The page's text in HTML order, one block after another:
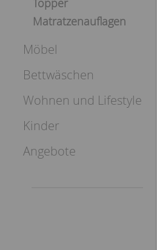
Topper
Matratzenauflagen
Möbel
Bettwäschen
Wohnen und Lifestyle
Kinder
Angebote